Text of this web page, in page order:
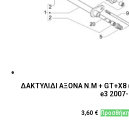
ΔΑΚΤΥΛΙΔΙ ΑΞΟΝΑ N.M +
e3
3,60 €